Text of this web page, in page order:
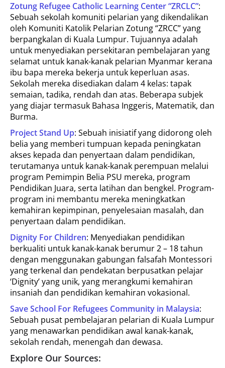
Zotung Refugee Catholic Learning Center “ZRCLC”:
Sebuah sekolah komuniti pelarian yang dikendalikan
oleh Komuniti Katolik Pelarian Zotung “ZRCC” yang
berpangkalan di Kuala Lumpur. Tujuannya adalah
untuk menyediakan persekitaran pembelajaran yang
selamat untuk kanak-kanak pelarian Myanmar kerana
ibu bapa mereka bekerja untuk keperluan asas.
Sekolah mereka disediakan dalam 4 kelas: tapak
semaian, tadika, rendah dan atas. Beberapa subjek
yang diajar termasuk Bahasa Inggeris, Matematik, dan
Burma.
Project Stand Up: Sebuah inisiatif yang didorong oleh
belia yang memberi tumpuan kepada peningkatan
akses kepada dan penyertaan dalam pendidikan,
terutamanya untuk kanak-kanak perempuan melalui
program Pemimpin Belia PSU mereka, program
Pendidikan Juara, serta latihan dan bengkel. Program-
program ini membantu mereka meningkatkan
kemahiran kepimpinan, penyelesaian masalah, dan
penyertaan dalam pendidikan.
Dignity For Children: Menyediakan pendidikan
berkualiti untuk kanak-kanak berumur 2 – 18 tahun
dengan menggunakan gabungan falsafah Montessori
yang terkenal dan pendekatan berpusatkan pelajar
‘Dignity’ yang unik, yang merangkumi kemahiran
insaniah dan pendidikan kemahiran vokasional.
Save School For Refugees Community in Malaysia:
Sebuah pusat pembelajaran pelarian di Kuala Lumpur
yang menawarkan pendidikan awal kanak-kanak,
sekolah rendah, menengah dan dewasa.
Explore Our Sources: